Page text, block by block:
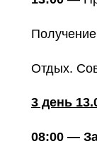
Отдых.
3 день
08:00 —